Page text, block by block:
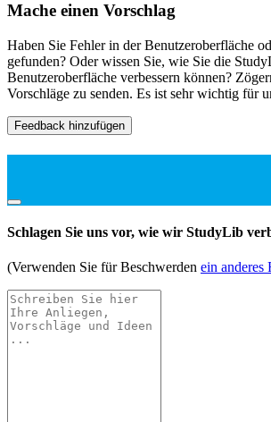
Mache einen Vorschlag
Haben Sie Fehler in der Benutzeroberfläche
gefunden? Oder wissen Sie, wie Sie die
Benutzeroberfläche verbessern können?
Vorschläge zu senden. Es ist sehr wichtig für
Feedback hinzufügen
Schlagen Sie uns vor, wie wir StudyLib
(Verwenden Sie für Beschwerden ein anderes